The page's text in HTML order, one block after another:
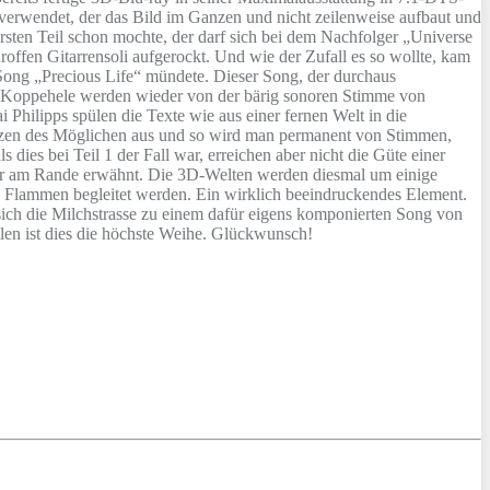
der das Bild im Ganzen und nicht zeilenweise aufbaut und
Teil schon mochte, der darf sich bei dem Nachfolger „Universe
Gitarrensoli aufgerockt. Und wie der Zufall es so wollte, kam
„Precious Life“ mündete. Dieser Song, der durchaus
werden wieder von der bärig sonoren Stimme von
spülen die Texte wie aus einer fernen Welt in die
des Möglichen aus und so wird man permanent von Stimmen,
bei Teil 1 der Fall war, erreichen aber nicht die Güte einer
Rande erwähnt. Die 3D-Welten werden diesmal um einige
begleitet werden. Ein wirklich beeindruckendes Element.
die Milchstrasse zu einem dafür eigens komponierten Song von
ist dies die höchste Weihe. Glückwunsch!